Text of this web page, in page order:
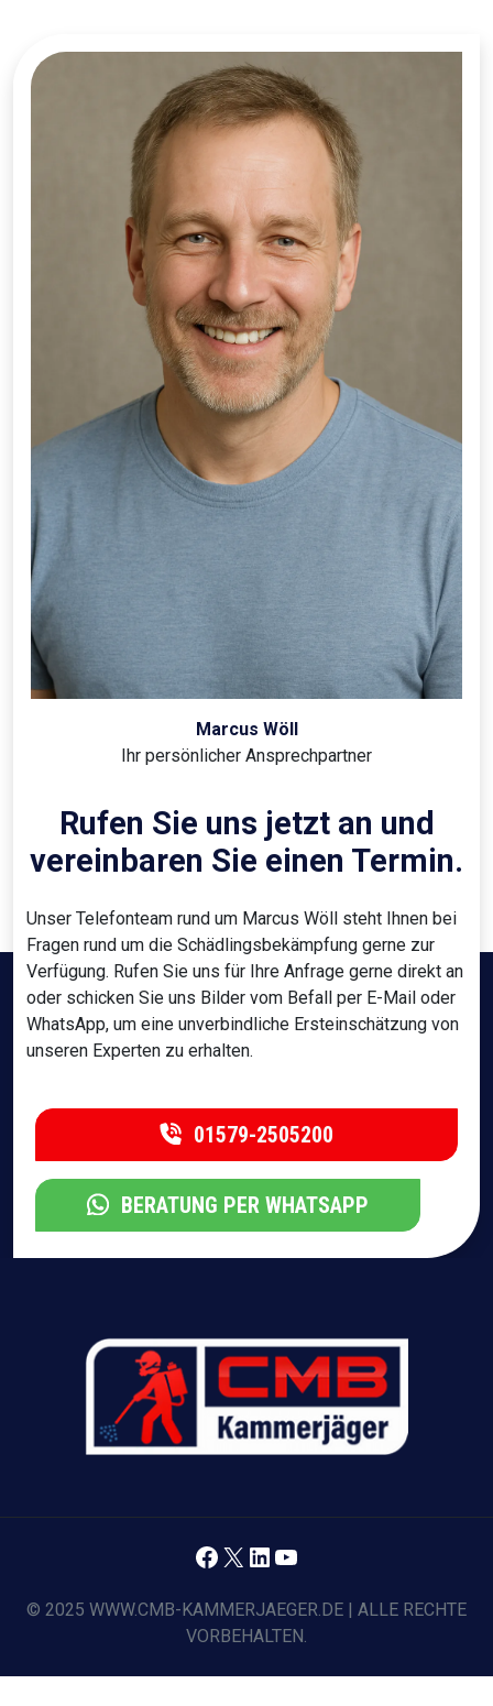
Marcus Wöll
Ihr persönlicher Ansprechpartner
Rufen Sie uns jetzt an und
vereinbaren Sie einen Termin.
Unser Telefonteam rund um Marcus Wöll steht Ihnen bei
Fragen rund um die Schädlingsbekämpfung gerne zur
Verfügung. Rufen Sie uns für Ihre Anfrage gerne direkt an
oder schicken Sie uns Bilder vom Befall per E-Mail oder
WhatsApp, um eine unverbindliche Ersteinschätzung von
unseren Experten zu erhalten.
01579-2505200
BERATUNG PER WHATSAPP
© 2025 WWW.CMB-KAMMERJAEGER.DE | ALLE RECHTE
VORBEHALTEN.
Facebook
X LinkedIn
YouTube